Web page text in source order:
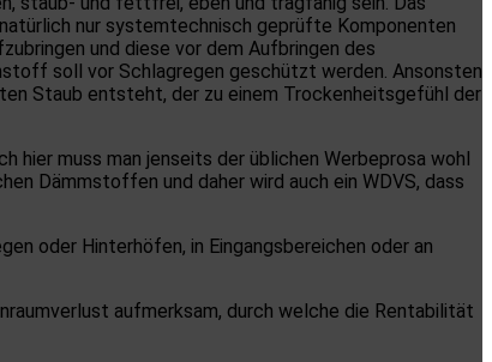
nur systemtechnisch geprüfte Komponenten
und diese vor dem Aufbringen des
soll vor Schlagregen geschützt werden. Ansonsten
Staub entsteht, der zu einem Trockenheitsgefühl der
hier muss man jenseits der üblichen Werbeprosa wohl
Dämmstoffen und daher wird auch ein WDVS, dass
oder Hinterhöfen, in Eingangsbereichen oder an
aufmerksam, durch welche die Rentabilität